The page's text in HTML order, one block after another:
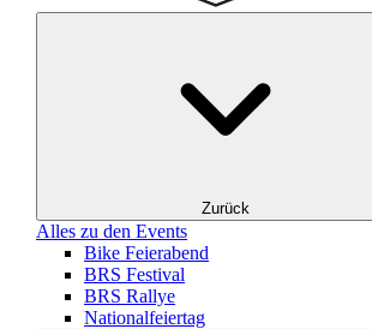
Zurück
Alles zu den Events
Bike Feierabend
BRS Festival
BRS Rallye
Nationalfeiertag